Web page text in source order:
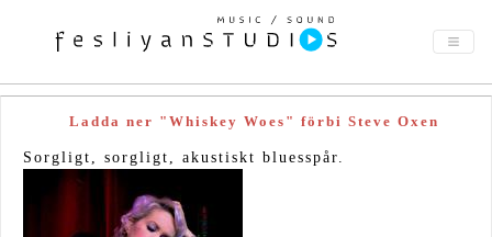
Ladda ner "Whiskey Woes" förbi Steve Oxen
Sorgligt, sorgligt, akustiskt bluesspår.